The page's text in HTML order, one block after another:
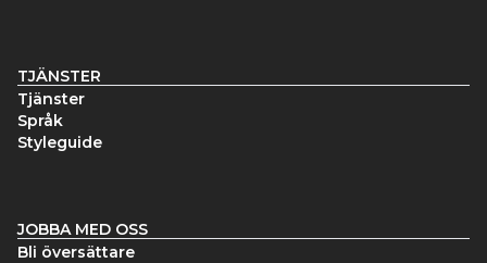
TJÄNSTER
Tjänster
Språk
Styleguide
JOBBA MED OSS
Bli översättare